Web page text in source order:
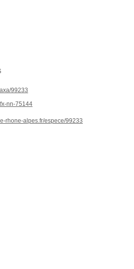
99233
nn-75144
rhone-alpes.fr/espece/99233